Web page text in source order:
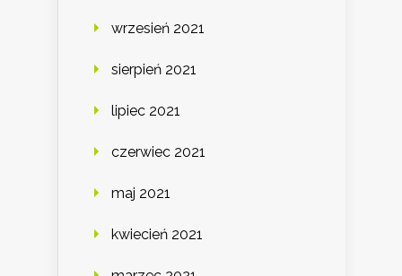
wrzesień 2021
sierpień 2021
lipiec 2021
czerwiec 2021
maj 2021
kwiecień 2021